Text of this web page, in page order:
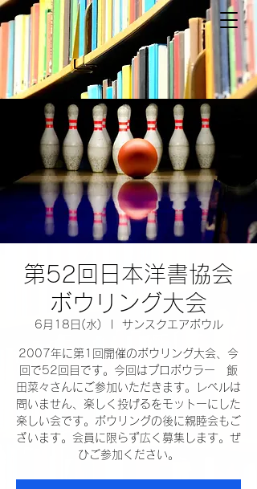
第52回日本洋書協会
ボウリング大会
6月18日(水) サンスクエアボウル
2007年に第1回開催のボウリング大会、今
回で52回目です。今回はプロボウラー 飯
田菜々さんにご参加いただきます。レベルは
問いません、楽しく投げるをモットーにした
楽しい会です。ボウリングの後に親睦会もご
ざいます。会員に限らず広く募集します。ぜ
ひご参加ください。